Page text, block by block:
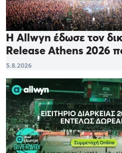
Η Allwyn έδωσε τον
Release Athens 2026
5.8.2026